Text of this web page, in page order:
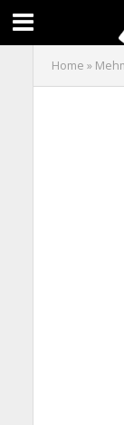
Home »